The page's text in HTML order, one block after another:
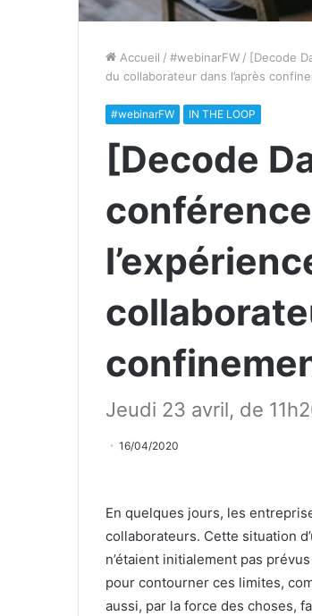
Accueil / #webinarFW / [Decode
du collaborateur dans l’après
#webinarFW IN THE LOOP
[Decode
Jeudi 23 avril, de
16/04/2020
En quelques jours, les
collaborateurs. Cette situation
n’étaient initialement pas
pour contourner ces limites,
aussi, par la force des choses,